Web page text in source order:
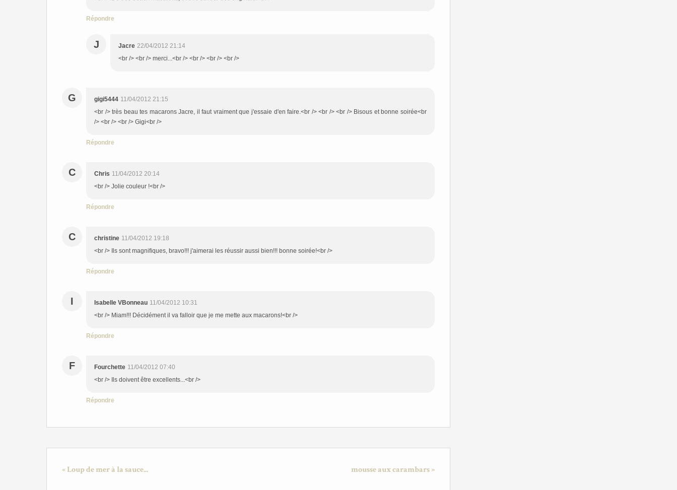
Répondre
J Jacre 22/04/2012 21:14
<br /> <br /> merci...<br /> <br /> <br /> <br />
G gigi5444 11/04/2012 21:15
<br /> très beau tes macarons Jacre, il faut vraiment que j'essaie d'en faire.<br /> <br /> <br /> Bisous et bonne soirée<br
/> <br /> <br /> Gigi<br />
Répondre
C Chris 11/04/2012 20:14
<br /> Jolie couleur !<br />
Répondre
C christine 11/04/2012 19:18
<br /> Ils sont magnifiques, bravo!!! j'aimerai les réussir aussi bien!!! bonne soirée!<br />
Répondre
I Isabelle VBonneau 11/04/2012 10:31
<br /> Miam!!! Décidément il va falloir que je me mette aux macarons!<br />
Répondre
F Fourchette 11/04/2012 07:40
<br /> Ils doivent être excellents...<br />
Répondre
« Loup de mer à la sauce... mousse aux carambars »